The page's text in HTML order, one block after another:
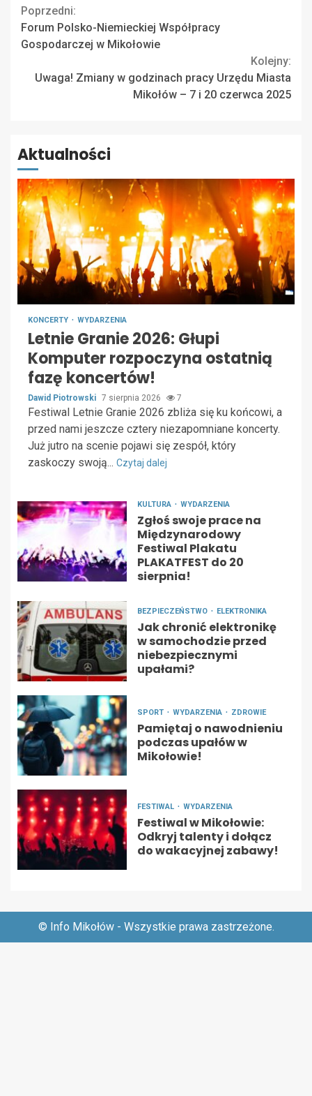
Continue
Reading
Poprzedni:
Forum Polsko-Niemieckiej Współpracy
Gospodarczej w Mikołowie
Kolejny:
Uwaga! Zmiany w godzinach pracy Urzędu Miasta
Mikołów – 7 i 20 czerwca 2025
Aktualności
KONCERTY WYDARZENIA
Letnie Granie 2026: Głupi
Komputer rozpoczyna ostatnią
fazę koncertów!
Dawid Piotrowski 7 sierpnia 2026 7
Festiwal Letnie Granie 2026 zbliża się ku końcowi, a
przed nami jeszcze cztery niezapomniane koncerty.
Już jutro na scenie pojawi się zespół, który
zaskoczy swoją... Czytaj dalej
KULTURA WYDARZENIA
Zgłoś swoje prace na
Międzynarodowy
Festiwal Plakatu
PLAKATFEST do 20
sierpnia!
BEZPIECZEŃSTWO ELEKTRONIKA
Jak chronić elektronikę
w samochodzie przed
niebezpiecznymi
upałami?
SPORT WYDARZENIA ZDROWIE
Pamiętaj o nawodnieniu
podczas upałów w
Mikołowie!
FESTIWAL WYDARZENIA
Festiwal w Mikołowie:
Odkryj talenty i dołącz
do wakacyjnej zabawy!
© Info Mikołów - Wszystkie prawa zastrzeżone.